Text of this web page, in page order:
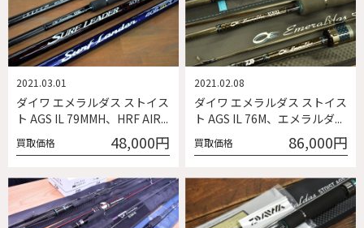
ダイワ エメラルダス ストイス
ト AGS IL 79MMH、HRF AIR...
2021.03.01
買取価格 48,000円
ダイワ エメラルダス ストイス
ト AGS IL 76M、エメラルダ...
2021.02.08
買取価格 86,000円